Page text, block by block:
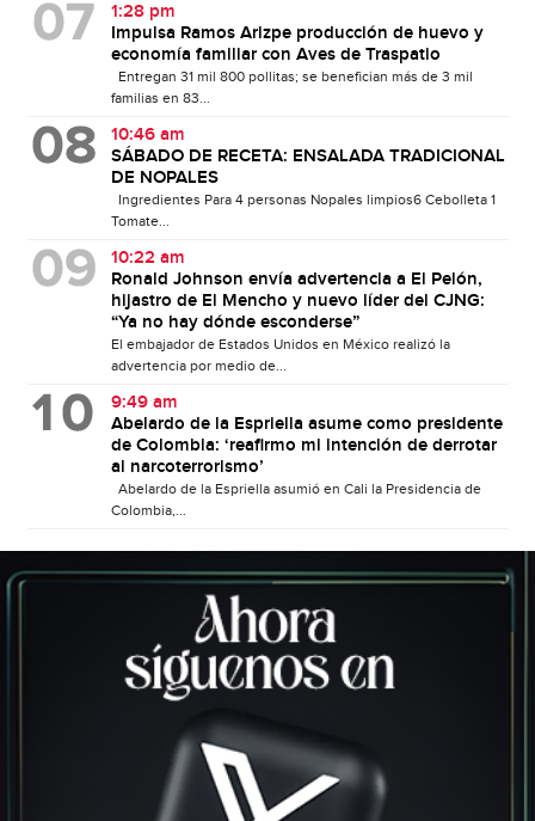
1:28 pm
Impulsa Ramos Arizpe producción de huevo y
economía familiar con Aves de Traspatio
Entregan 31 mil 800 pollitas; se benefician más de 3 mil
familias en 83...
10:46 am
SÁBADO DE RECETA: ENSALADA TRADICIONAL
DE NOPALES
Ingredientes Para 4 personas Nopales limpios6 Cebolleta 1
Tomate...
10:22 am
Ronald Johnson envía advertencia a El Pelón,
hijastro de El Mencho y nuevo líder del CJNG:
“Ya no hay dónde esconderse”
El embajador de Estados Unidos en México realizó la
advertencia por medio de...
9:49 am
Abelardo de la Espriella asume como presidente
de Colombia: ‘reafirmo mi intención de derrotar
al narcoterrorismo’
Abelardo de la Espriella asumió en Cali la Presidencia de
Colombia,...